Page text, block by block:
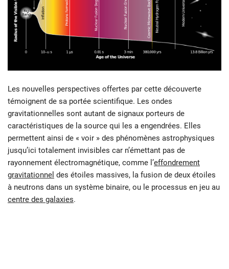
Les nouvelles perspectives offertes par cette découverte
témoignent de sa portée scientifique. Les ondes
gravitationnelles sont autant de signaux porteurs de
caractéristiques de la source qui les a engendrées. Elles
permettent ainsi de « voir » des phénomènes astrophysiques
jusqu’ici totalement invisibles car n’émettant pas de
rayonnement électromagnétique, comme l’effondrement
gravitationnel des étoiles massives, la fusion de deux étoiles
à neutrons dans un système binaire, ou le processus en jeu au
centre des galaxies.